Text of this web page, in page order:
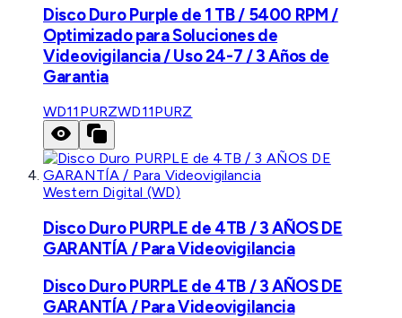
Disco Duro Purple de 1 TB / 5400 RPM /
Optimizado para Soluciones de
Videovigilancia / Uso 24-7 / 3 Años de
Garantia
WD11PURZWD11PURZ
Western Digital (WD)
Disco Duro PURPLE de 4TB / 3 AÑOS DE
GARANTÍA / Para Videovigilancia
Disco Duro PURPLE de 4TB / 3 AÑOS DE
GARANTÍA / Para Videovigilancia